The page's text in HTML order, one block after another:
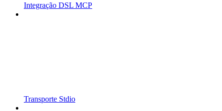
Integração DSL MCP
Transporte Stdio